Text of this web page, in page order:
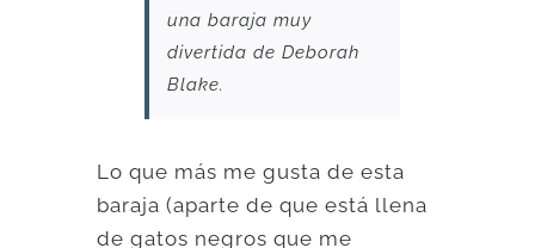
una baraja muy
divertida de Deborah
Blake.
Lo que más me gusta de esta
baraja (aparte de que está llena
de gatos negros que me